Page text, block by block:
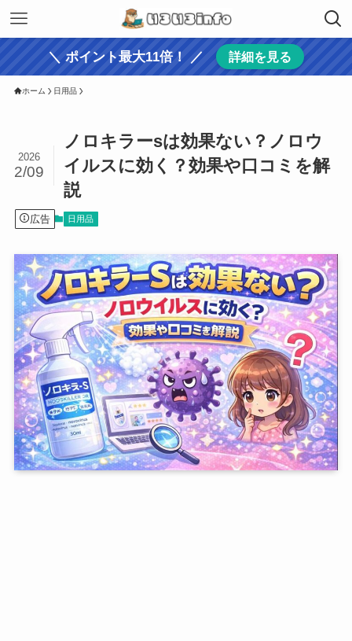
＼ ポイント最大11倍！ ／ 詳細を見る
ホーム 日用品
ノロキラーsは効果ない？ノロウ
イルスに効く？効果や口コミを解
説
2026
2/09
広告 日用品